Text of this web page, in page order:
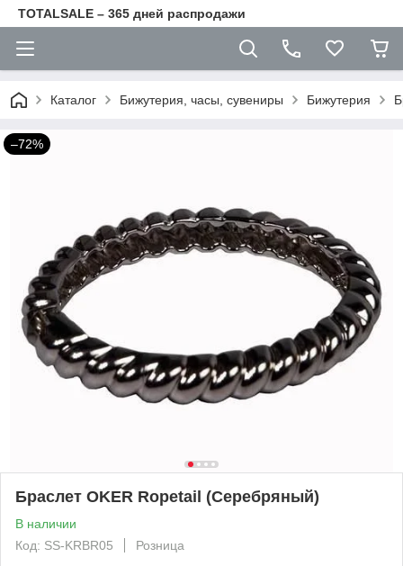
TOTALSALE – 365 дней распродажи
Каталог Бижутерия, часы, сувениры Бижутерия
–72%
Браслет OKER Ropetail (Серебряный)
В наличии
Код: SS-KRBR05
Розница